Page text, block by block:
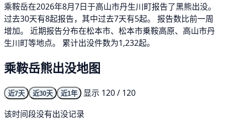
乘鞍岳在2026年8月7日于高山市丹生川町报告了黑熊出没。
过去30天有8起报告，其中过去7天有5起。 报告数比前一周
增加。 近期报告分布在松本市、松本市乗鞍高原、高山市丹
生川町等地点。 累计出没件数为1,232起。
乘鞍岳熊出没地图
近7天 近30天 近1年
显示 120 / 120
该时间段没有出没记录